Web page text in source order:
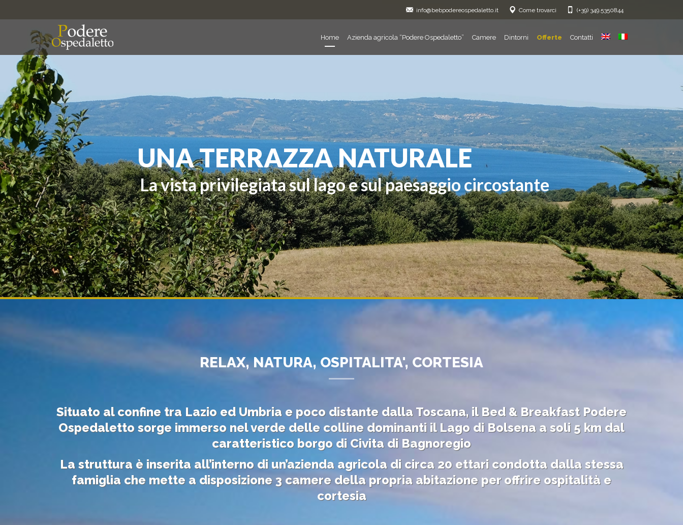
info@bebpodereospedaletto.it Come trovarci (+39) 349.5350844
Home Azienda agricola “Podere Ospedaletto” Camere Dintorni Offerte Contatti
Il luogo ideale per trascorrere momenti di relax
IMMERSO NELLA NATURA
RELAX, NATURA, OSPITALITA', CORTESIA
Situato al confine tra Lazio ed Umbria e poco distante dalla Toscana, il Bed & Breakfast Podere
Ospedaletto sorge immerso nel verde delle colline dominanti il Lago di Bolsena a soli 5 km dal
caratteristico borgo di Civita di Bagnoregio
La struttura è inserita all’interno di un’azienda agricola di circa 20 ettari condotta dalla stessa
famiglia che mette a disposizione 3 camere della propria abitazione per offrire ospitalità e
cortesia